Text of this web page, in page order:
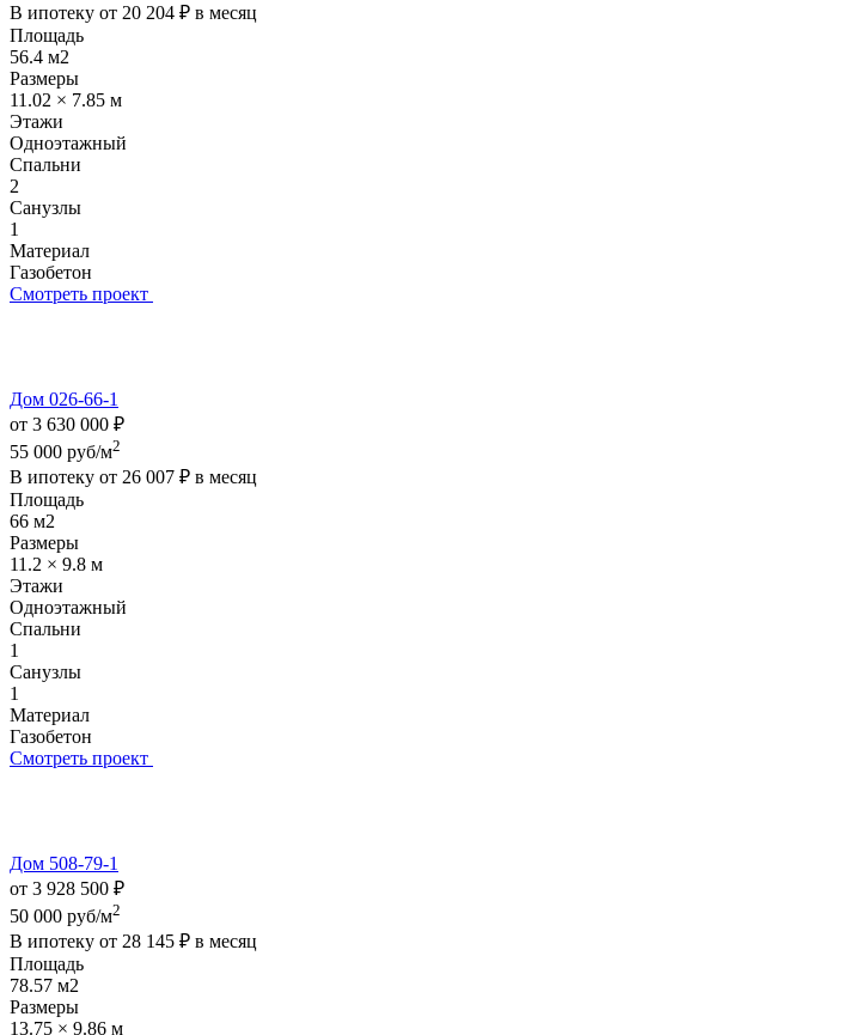
В ипотеку от 20 204 ₽ в месяц
Площадь
56.4 м2
Размеры
11.02 × 7.85 м
Этажи
Одноэтажный
Спальни
2
Санузлы
1
Материал
Газобетон
Смотреть проект
Дом 026-66-1
от 3 630 000 ₽
55 000 руб/м2
В ипотеку от 26 007 ₽ в месяц
Площадь
66 м2
Размеры
11.2 × 9.8 м
Этажи
Одноэтажный
Спальни
1
Санузлы
1
Материал
Газобетон
Смотреть проект
Дом 508-79-1
от 3 928 500 ₽
50 000 руб/м2
В ипотеку от 28 145 ₽ в месяц
Площадь
78.57 м2
Размеры
13.75 × 9.86 м